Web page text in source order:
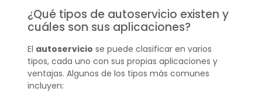
¿Qué tipos de autoservicio existen y
cuáles son sus aplicaciones?
El autoservicio se puede clasificar en varios
tipos, cada uno con sus propias aplicaciones y
ventajas. Algunos de los tipos más comunes
incluyen: